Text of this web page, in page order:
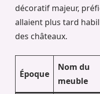
décoratif majeur,
allaient plus tard
des châteaux.
Époque
Nom du
meuble